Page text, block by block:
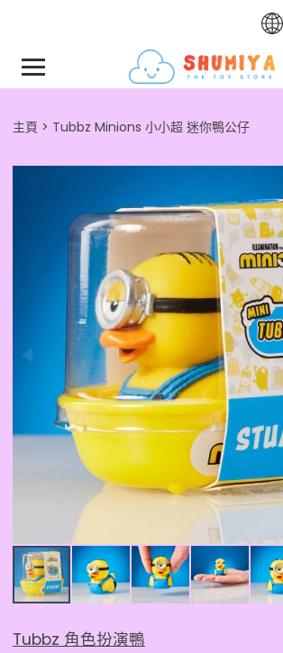
主頁 Tubbz Minions 小小超 迷你鴨公仔
Tubbz 角色扮演鴨